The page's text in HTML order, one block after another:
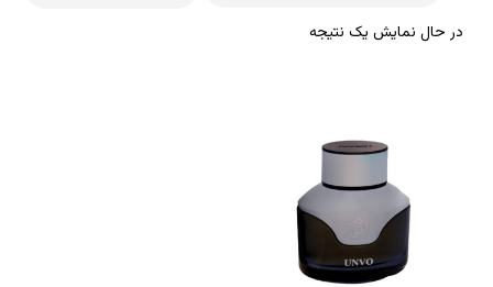
در حال نمایش یک نتیجه